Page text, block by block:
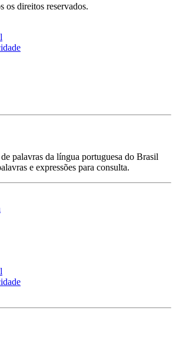
os direitos reservados.
palavras da língua portuguesa do Brasil
e expressões para consulta.